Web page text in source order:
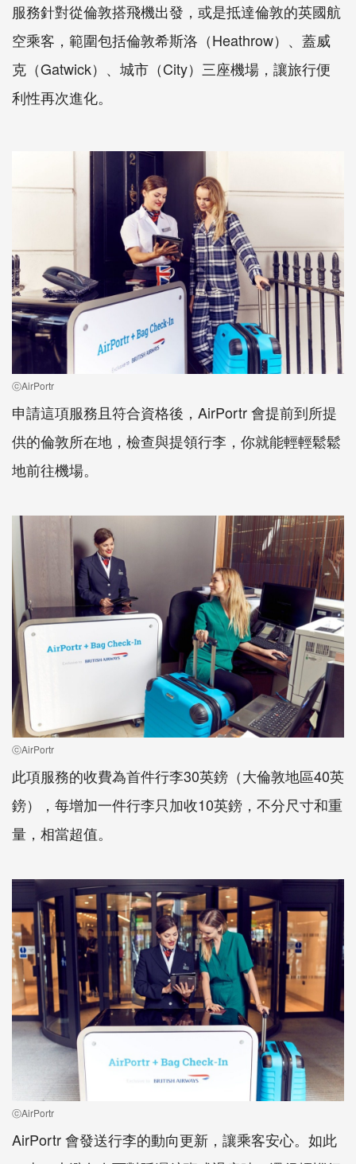
服務針對從倫敦搭飛機出發，或是抵達倫敦的英國航
空乘客，範圍包括倫敦希斯洛（Heathrow）、蓋威
克（Gatwick）、城市（City）三座機場，讓旅行便
利性再次進化。
ⓒAirPortr
申請這項服務且符合資格後，AirPortr 會提前到所提
供的倫敦所在地，檢查與提領行李，你就能輕輕鬆鬆
地前往機場。
ⓒAirPortr
此項服務的收費為首件行李30英鎊（大倫敦地區40英
鎊），每增加一件行李只加收10英鎊，不分尺寸和重
量，相當超值。
ⓒAirPortr
AirPortr 會發送行李的動向更新，讓乘客安心。如此